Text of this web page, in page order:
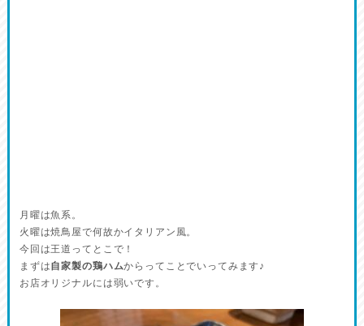
月曜は魚系。
火曜は焼鳥屋で何故かイタリアン風。
今回は王道ってとこで！
まずは自家製の鶏ハムからってことでいってみます♪
お店オリジナルには弱いです。